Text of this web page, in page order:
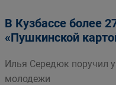
В Кузбассе более
«Пушкинской
Илья Середюк поручил
молодежи